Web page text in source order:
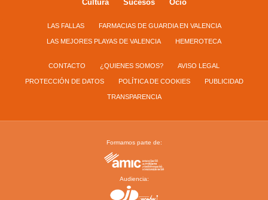
Cultura
Sucesos Ocio
LAS FALLAS FARMACIAS DE GUARDIA EN VALENCIA
LAS MEJORES PLAYAS DE VALENCIA HEMEROTECA
CONTACTO ¿QUIENES SOMOS? AVISO LEGAL
PROTECCIÓN DE DATOS POLÍTICA DE COOKIES PUBLICIDAD
TRANSPARENCIA
Formamos parte de:
Audiencia: